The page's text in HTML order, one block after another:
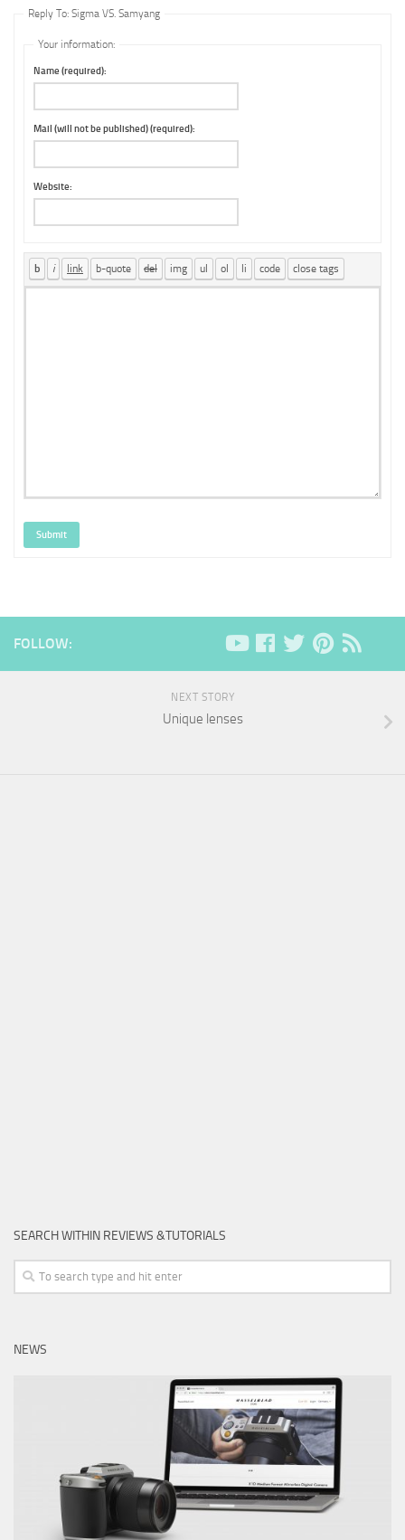
Reply To: Sigma VS. Samyang
Your information:
Name (required):
Mail (will not be published) (required):
Website:
Submit
FOLLOW:
NEXT STORY
Unique lenses
SEARCH WITHIN REVIEWS &TUTORIALS
NEWS